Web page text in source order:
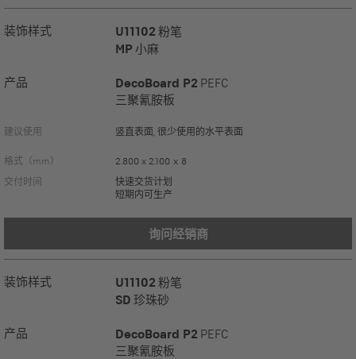
装饰样式 U11102 粉笔
MP 小麻
产品 DecoBoard P2 PEFC
三聚氰胺板
建议使用 竖直表面, 很少使用的水平表面
格式（mm）
2.800 x 2.100 x 8
交付时间
快速交货计划
短期内可生产
询问经销商
装饰样式 U11102 粉笔
SD 珍珠砂
产品 DecoBoard P2 PEFC
三聚氰胺板